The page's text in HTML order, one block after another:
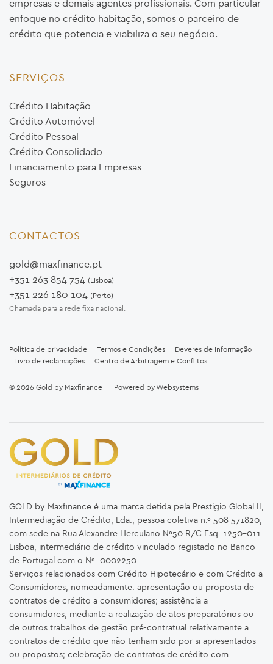
empresas e demais agentes profissionais. Com particular
enfoque no crédito habitação, somos o parceiro de
crédito que potencia e viabiliza o seu negócio.
SERVIÇOS
Crédito Habitação
Crédito Automóvel
Crédito Pessoal
Crédito Consolidado
Financiamento para Empresas
Seguros
CONTACTOS
gold@maxfinance.pt
+351 263 854 754 (Lisboa)
+351 226 180 104 (Porto)
Chamada para a rede fixa nacional.
Política de privacidade Termos e Condições
Deveres de Informação
Livro de reclamações
Centro de Arbitragem e Conflitos
© 2026 Gold by Maxfinance Powered byWebsystems
GOLD by Maxfinance é uma marca detida pela Prestigio Global II,
Intermediação de Crédito, Lda., pessoa coletiva n.º 508 571820,
com sede na Rua Alexandre Herculano Nº50 R/C Esq. 1250-011
Lisboa, intermediário de crédito vinculado registado no Banco
de Portugal com o Nº. 0002250.
Serviços relacionados com Crédito Hipotecário e com Crédito a
Consumidores, nomeadamente: apresentação ou proposta de
contratos de crédito a consumidores; assistência a
consumidores, mediante a realização de atos preparatórios ou
de outros trabalhos de gestão pré-contratual relativamente a
contratos de crédito que não tenham sido por si apresentados
ou propostos; celebração de contratos de crédito com